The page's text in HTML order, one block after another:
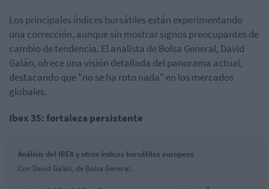
Los principales índices bursátiles están experimentando
una corrección, aunque sin mostrar signos preocupantes de
cambio de tendencia. El analista de Bolsa General, David
Galán, ofrece una visión detallada del panorama actual,
destacando que "no se ha roto nada" en los mercados
globales.
Ibex 35: fortaleza persistente
Análisis del IBEX y otros índices bursátiles europeos
Con David Galán, de Bolsa General.